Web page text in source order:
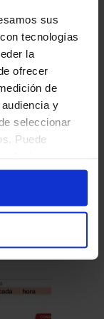
sus
tecnologías
la
ofrecer
de
y
seleccionar
Puede
o clicando en
(huellas
procesan sus
sentido
Urbanos
Madrid: